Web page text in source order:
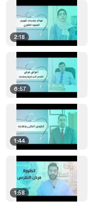
2:18
6:57
1:44
1:58